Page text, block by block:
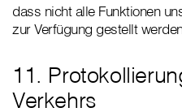
dass nicht alle Funktionen
zur Verfügung gestellt
11.
Verkehrs